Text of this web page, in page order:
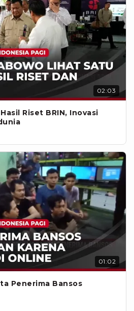
02:03
Riset BRIN, Inovasi
01:02
Penerima Bansos